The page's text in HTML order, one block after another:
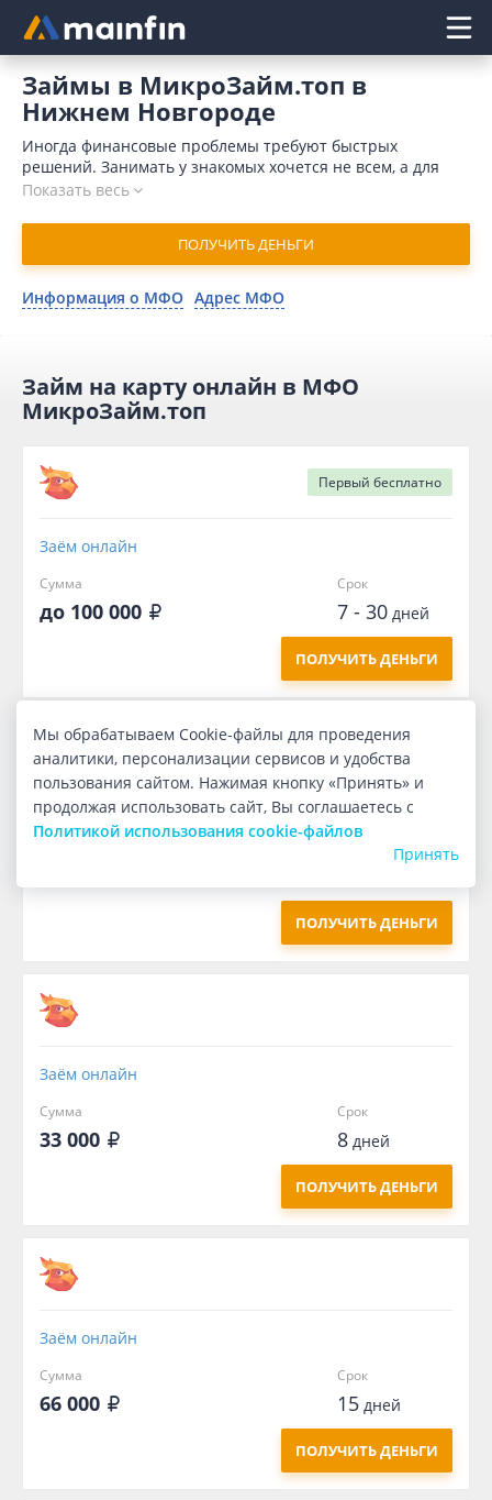
Главное меню
Займы в МикроЗайм.топ в
Нижнем Новгороде
Иногда финансовые проблемы требуют быстрых
решений. Занимать у знакомых хочется не всем, а для
обращения в банк требуется время и значительный
послужить отрицательная кредитная история. Отличным
выходом является займ в МикроЗайм.топ онлайн в
Нижнем Новгороде. В 2026 году для отправления запроса
потребуется минимум времени. Организация одобряет
заявку в течение 15 минут и совершает денежный
Показать весь
ПОЛУЧИТЬ ДЕНЬГИ
Информация о МФО Адрес МФО
Займ на карту онлайн в МФО
МикроЗайм.топ
Первый бесплатно
Заём онлайн
Сумма
до 100 000
Срок
7 - 30дней
ПОЛУЧИТЬ ДЕНЬГИ
Первыйбесплатно
Заём онлайн
ПОЛУЧИТЬ ДЕНЬГИ
Заём онлайн
Сумма
33 000
Срок
8дней
ПОЛУЧИТЬ ДЕНЬГИ
Заём онлайн
Сумма
66 000
Срок
15дней
ПОЛУЧИТЬ ДЕНЬГИ
Мы обрабатываем Cookie-файлы для проведения
аналитики, персонализации сервисов и удобства
пользования сайтом. Нажимая кнопку «Принять» и
продолжая использовать сайт, Вы соглашаетесь с
Политикой использования cookie-файлов
Принять